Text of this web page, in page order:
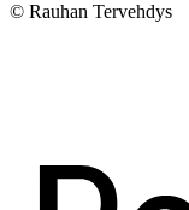
© Rauhan Tervehdys